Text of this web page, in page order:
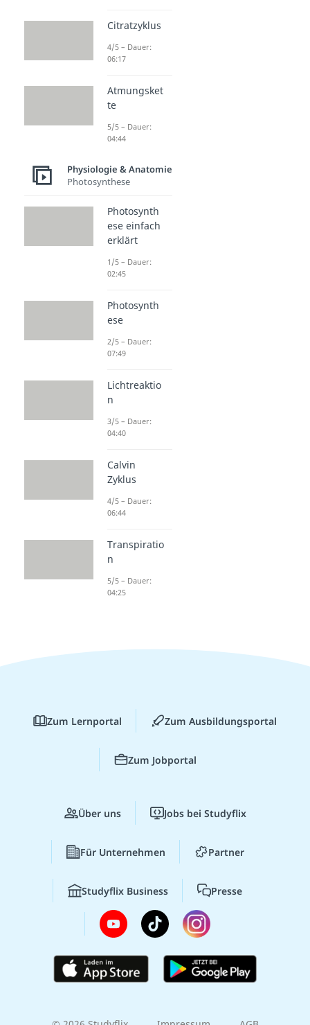
Citratzyklus
4/5 – Dauer:
06:17
Atmungsket
te
5/5 – Dauer:
04:44
Physiologie & Anatomie
Photosynthese
Photosynth
ese einfach
erklärt
1/5 – Dauer:
02:45
Photosynth
ese
2/5 – Dauer:
07:49
Lichtreaktio
n
3/5 – Dauer:
04:40
Calvin
Zyklus
4/5 – Dauer:
06:44
Transpiratio
n
5/5 – Dauer:
04:25
Zum Lernportal Zum Ausbildungsportal
Zum Jobportal
Über uns Jobs bei Studyflix
Für Unternehmen Partner
Studyflix Business Presse